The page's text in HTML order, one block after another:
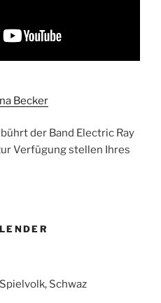
Becker
der Band Electric Ray
Verfügung stellen Ihres
Schwaz